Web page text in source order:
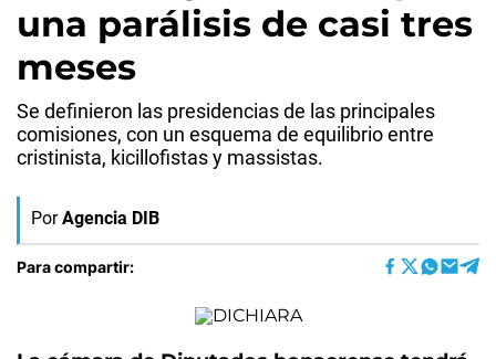
una parálisis de casi tres
meses
Se definieron las presidencias de las principales
comisiones, con un esquema de equilibrio entre
cristinista, kicillofistas y massistas.
Por Agencia DIB
Para compartir: